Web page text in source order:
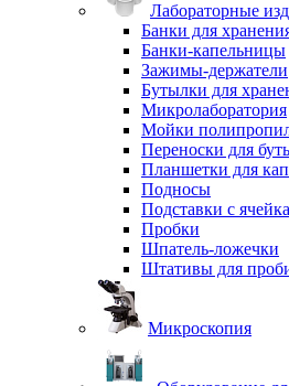
Лабораторные
Банки для
Банки-капельницы
Зажимы-держатели
Бутылки для
Микролаборатория
Мойки
Переноски для
Планшетки для
Подносы
Подставки с
Пробки
Шпатель-ложечки
Штативы для
Микроскопия